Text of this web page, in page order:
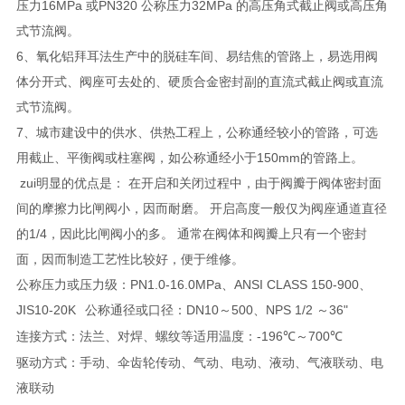
压力16MPa 或PN320 公称压力32MPa 的高压角式截止阀或高压角
式节流阀。
6、氧化铝拜耳法生产中的脱硅车间、易结焦的管路上，易选用阀
体分开式、阀座可去处的、硬质合金密封副的直流式截止阀或直流
式节流阀。
7、城市建设中的供水、供热工程上，公称通经较小的管路，可选
用截止、平衡阀或柱塞阀，如公称通经小于150mm的管路上。
zui明显的优点是： 在开启和关闭过程中，由于阀瓣于阀体密封面
间的摩擦力比闸阀小，因而耐磨。 开启高度一般仅为阀座通道直径
的1/4，因此比闸阀小的多。 通常在阀体和阀瓣上只有一个密封
面，因而制造工艺性比较好，便于维修。
公称压力或压力级：PN1.0-16.0MPa、ANSI CLASS 150-900、
JIS10-20K
公称通径或口径：DN10～500、NPS 1/2 ～36"
连接方式：法兰、对焊、螺纹等适用温度：-196℃～700℃
驱动方式：手动、伞齿轮传动、气动、电动、液动、气液联动、电
液联动